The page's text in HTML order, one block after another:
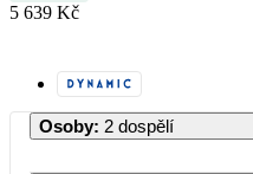
5 639 Kč
Osoby: 2 dospělí